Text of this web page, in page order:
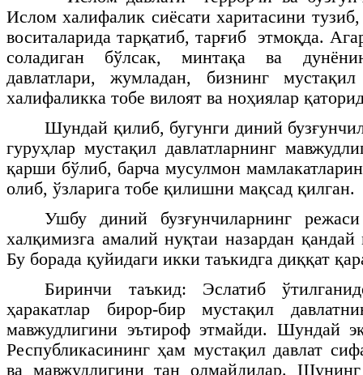
Ислом халифалик сиёсати харитасини
воситаларида тарқатиб, тарғиб этмоқда.
соладиган бўлсак, минтақа ва
давлатлари, жумладан, бизнинг
халифаликка тобе вилоят ва ноҳиялар
Шундай қилиб, бугунги диний
гуруҳлар мустақил давлатларнинг
қарши бўлиб, барча мусулмон
олиб, ўзларига тобе қилишни мақсад қилган.
Ушбу диний бузғунчиларнинг
халқимизга амалий нуқтаи назардан қандай
Бу борада қуйидаги икки таъкидга диққат
Биринчи таъкид: Эслатиб
ҳаракатлар бирор-бир мустақил
мавжудлигини эътироф этмайди. Шундай
Республикасининг ҳам мустақил давлат
ва мавжудлигини тан олмайдилар.